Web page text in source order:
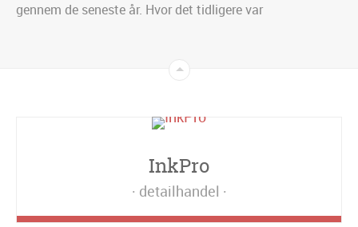
gennem de seneste år. Hvor det tidligere var
InkPro
detailhandel